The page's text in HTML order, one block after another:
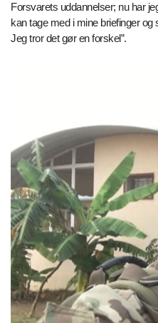
Forsvarets uddannelser; nu har
kan tage med i mine briefinger
Jeg tror det gør en forskel”.